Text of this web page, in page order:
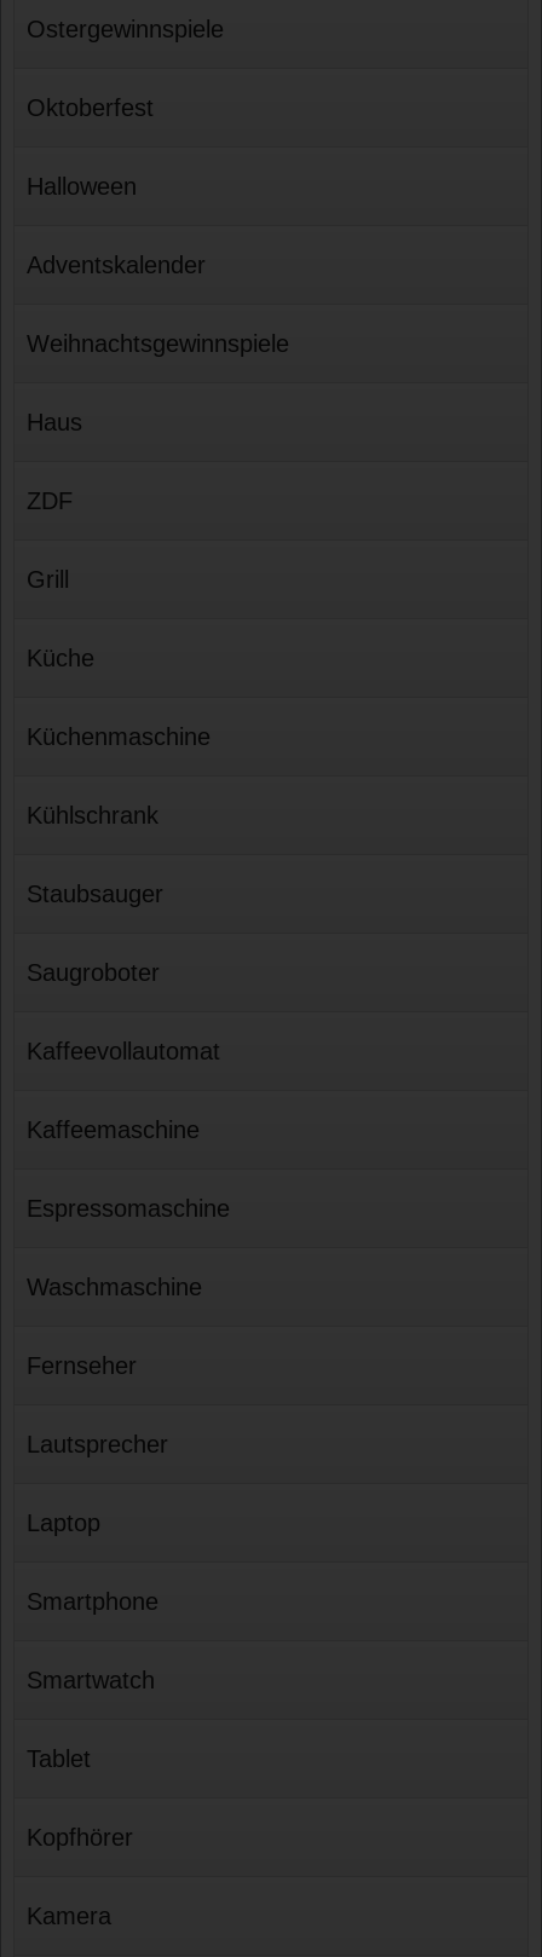
Ostergewinnspiele
Oktoberfest
Halloween
Adventskalender
Weihnachtsgewinnspiele
Haus
ZDF
Grill
Küche
Küchenmaschine
Kühlschrank
Staubsauger
Saugroboter
Kaffeevollautomat
Kaffeemaschine
Espressomaschine
Waschmaschine
Fernseher
Lautsprecher
Laptop
Smartphone
Smartwatch
Tablet
Kopfhörer
Kamera